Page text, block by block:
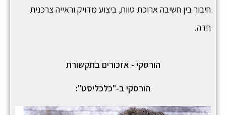
חיבור בין חשיבה ארוכת טווח, ביצוע מדויק וראייה צרכנית
חדה.
הורסקי - אזכורים בתקשורת
הורסקי ב-"כלכליסט":